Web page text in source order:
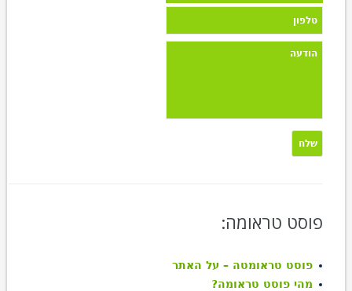
פוסט טראומה:
פוסט טראומטה – על האתר
מהי פוסט טראומה?